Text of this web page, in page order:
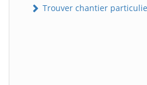
Trouver chantier